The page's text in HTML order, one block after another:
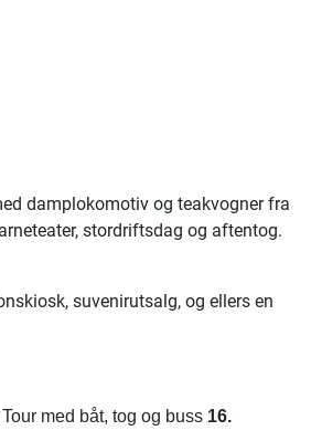
damplokomotiv og teakvogner fra
stordriftsdag og aftentog.
suvenirutsalg, og ellers en
med båt, tog og buss 16.